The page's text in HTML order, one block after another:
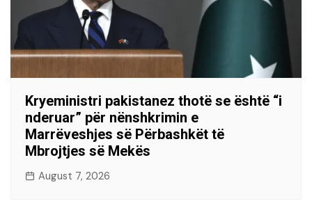
Kryeministri pakistanez thotë se është “i
nderuar” për nënshkrimin e
Marrëveshjes së Përbashkët të
Mbrojtjes së Mekës
August 7, 2026